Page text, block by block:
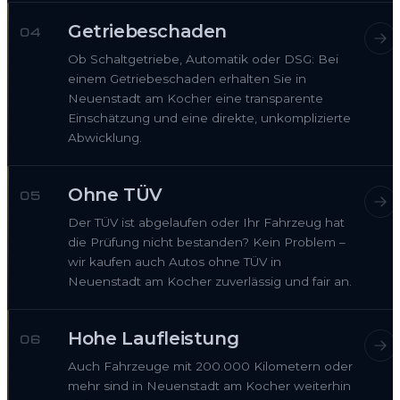
04 Getriebeschaden
Ob Schaltgetriebe, Automatik oder DSG: Bei
einem Getriebeschaden erhalten Sie in
Neuenstadt am Kocher eine transparente
Einschätzung und eine direkte, unkomplizierte
Abwicklung.
05 Ohne TÜV
Der TÜV ist abgelaufen oder Ihr Fahrzeug hat
die Prüfung nicht bestanden? Kein Problem –
wir kaufen auch Autos ohne TÜV in
Neuenstadt am Kocher zuverlässig und fair an.
06 Hohe Laufleistung
Auch Fahrzeuge mit 200.000 Kilometern oder
mehr sind in Neuenstadt am Kocher weiterhin